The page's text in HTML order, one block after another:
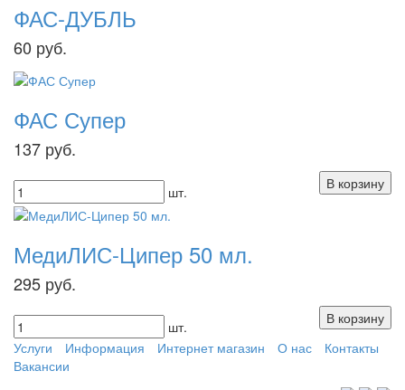
ФАС-ДУБЛЬ
60 руб.
ФАС Супер
137 руб.
шт.
МедиЛИС-Ципер 50 мл.
295 руб.
шт.
Услуги
Информация Интернет магазин О нас
Контакты
Вакансии